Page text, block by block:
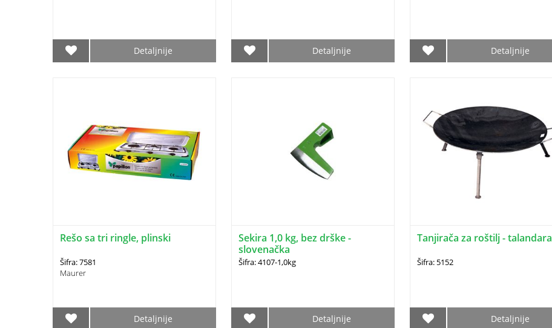
Detaljnije Detaljnije Detaljnije
Rešo sa tri ringle, plinski
Šifra: 7581
Maurer
Detaljnije
Sekira 1,0 kg, bez drške -
slovenačka
Šifra: 4107-1,0kg
Detaljnije
Tanjirača za roštilj - talandara
Šifra: 5152
Detaljnije